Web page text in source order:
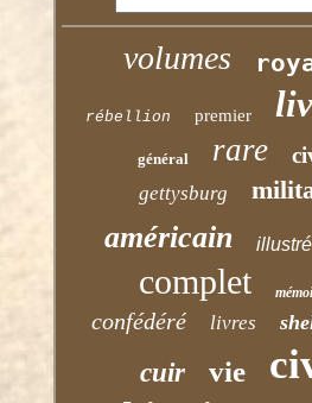
volumes
rébellion premier
général rare
gettysburg
américain illustré
complet
confédéré livres
cuir vie